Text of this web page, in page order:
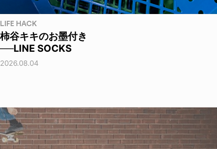
LIFE HACK
柿谷キキのお墨付き
──LINE SOCKS
2026.08.04